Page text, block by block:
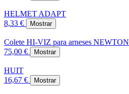
HELMET ADAPT
8,33 €
Mostrar
Colete HI-VIZ para arneses NEWTON
75,00 €
Mostrar
HUIT
16,67 €
Mostrar